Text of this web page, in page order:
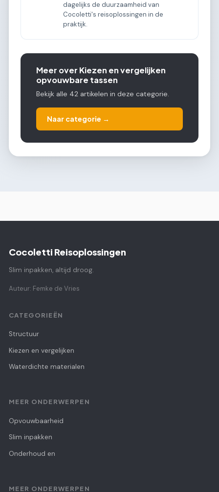
dagelijks de duurzaamheid van
Cocoletti's reisoplossingen in de
praktijk.
Meer over Kiezen en vergelijken
opvouwbare tassen
Bekijk alle 42 artikelen in deze categorie.
Naar categorie →
Cocoletti Reisoplossingen
Slim inpakken, altijd droog.
Auteur: Femke de Vries
CATEGORIEËN
Structuur
Kiezen en vergelijken
Waterdichte materialen
MEER ONDERWERPEN
Opvouwbaarheid
Slim inpakken
Onderhoud en
MEER ONDERWERPEN